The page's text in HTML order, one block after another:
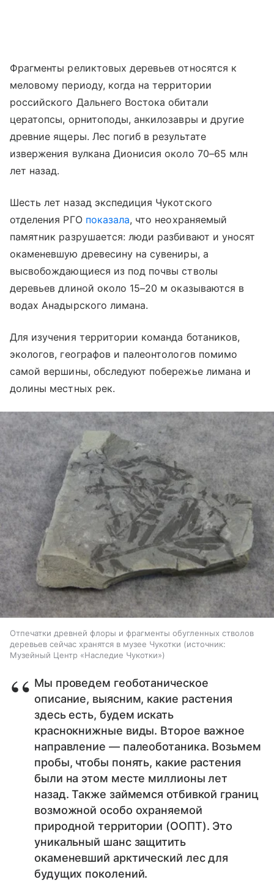
Фрагменты реликтовых деревьев относятся к
меловому периоду, когда на территории
российского Дальнего Востока обитали
цератопсы, орнитоподы, анкилозавры и другие
древние ящеры. Лес погиб в результате
извержения вулкана Дионисия около 70–65 млн
лет назад.
Шесть лет назад экспедиция Чукотского
отделения РГО показала, что неохраняемый
памятник разрушается: люди разбивают и уносят
окаменевшую древесину на сувениры, а
высвобождающиеся из под почвы стволы
деревьев длиной около 15–20 м оказываются в
водах Анадырского лимана.
Для изучения территории команда ботаников,
экологов, географов и палеонтологов помимо
самой вершины, обследуют побережье лимана и
долины местных рек.
Отпечатки древней флоры и фрагменты обугленных стволов
деревьев сейчас хранятся в музее Чукотки
источник:
Музейный Центр «Наследие Чукотки»
Мы проведем геоботаническое
описание, выясним, какие растения
здесь есть, будем искать
краснокнижные виды. Второе важное
направление — палеоботаника. Возьмем
пробы, чтобы понять, какие растения
были на этом месте миллионы лет
назад. Также займемся отбивкой границ
возможной особо охраняемой
природной территории (ООПТ). Это
уникальный шанс защитить
окаменевший арктический лес для
будущих поколений.